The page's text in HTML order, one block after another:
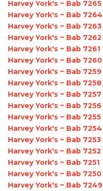
Harvey York's ~ Bab 7265
Harvey York's ~ Bab 7264
Harvey York's ~ Bab 7263
Harvey York's ~ Bab 7262
Harvey York's ~ Bab 7261
Harvey York's ~ Bab 7260
Harvey York's ~ Bab 7259
Harvey York's ~ Bab 7258
Harvey York's ~ Bab 7257
Harvey York's ~ Bab 7256
Harvey York's ~ Bab 7255
Harvey York's ~ Bab 7254
Harvey York's ~ Bab 7253
Harvey York's ~ Bab 7252
Harvey York's ~ Bab 7251
Harvey York's ~ Bab 7250
Harvey York's ~ Bab 7249